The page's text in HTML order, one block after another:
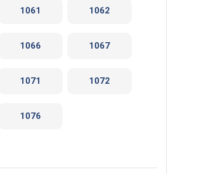
1061 1062
1066 1067
1071 1072
1076